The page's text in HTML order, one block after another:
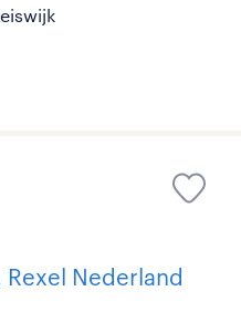
Nederland